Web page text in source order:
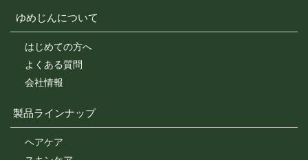
ゆめじんについて
はじめての方へ
よくある質問
会社情報
製品ラインナップ
ヘアケア